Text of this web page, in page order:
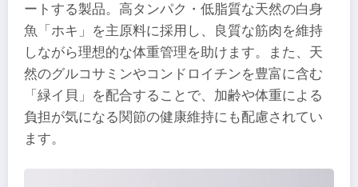
ートする製品。高タンパク・低脂質な天然の白身
魚「ホキ」を主原料に採用し、良質な筋肉を維持
しながら理想的な体重管理を助けます。また、天
然のグルコサミンやコンドロイチンを豊富に含む
「緑イ貝」を配合することで、加齢や体重による
負担が気になる関節の健康維持にも配慮されてい
ます。